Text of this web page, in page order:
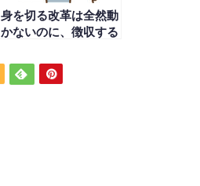
身を切る改革は全然動
かないのに、徴収する
は！